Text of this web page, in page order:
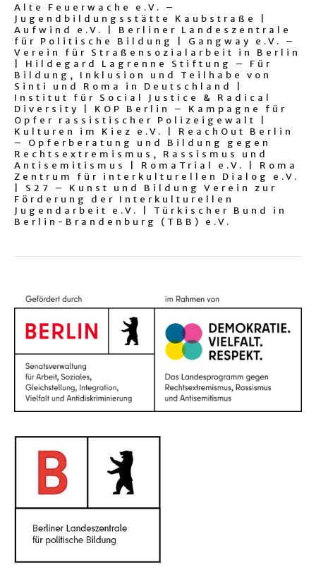
Alte Feuerwache e.V. –
Jugendbildungsstätte Kaubstraße |
Aufwind e.V. | Berliner Landeszentrale
für Politische Bildung | Gangway e.V. –
Verein für Straßensozialarbeit in Berlin
| Hildegard Lagrenne Stiftung – Für
Bildung, Inklusion und Teilhabe von
Sinti und Roma in Deutschland |
Institut für Social Justice & Radical
Diversity | KOP Berlin – Kampagne für
Opfer rassistischer Polizeigewalt |
Kulturen im Kiez e.V. | ReachOut Berlin
– Opferberatung und Bildung gegen
Rechtsextremismus, Rassismus und
Antisemitismus | RomaTrial e.V. | Roma
Zentrum für interkulturellen Dialog e.V.
| S27 – Kunst und Bildung Verein zur
Förderung der Interkulturellen
Jugendarbeit e.V. | Türkischer Bund in
Berlin-Brandenburg (TBB) e.V.